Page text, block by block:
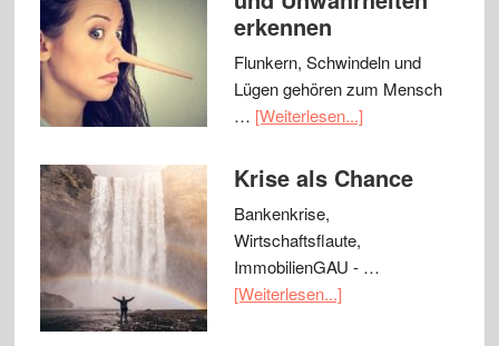
erkennen
Flunkern, Schwindeln und
Lügen gehören zum Mensch
… [Weiterlesen...]
Krise als Chance
Bankenkrise,
Wirtschaftsflaute,
ImmobilienGAU - …
[Weiterlesen...]